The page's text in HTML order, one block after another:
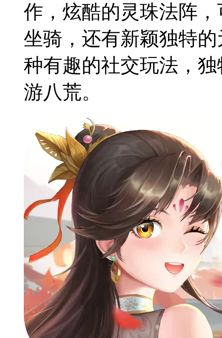
作，炫酷的灵珠法阵
坐骑，还有新颖独特
种有趣的社交玩法，
游八荒。